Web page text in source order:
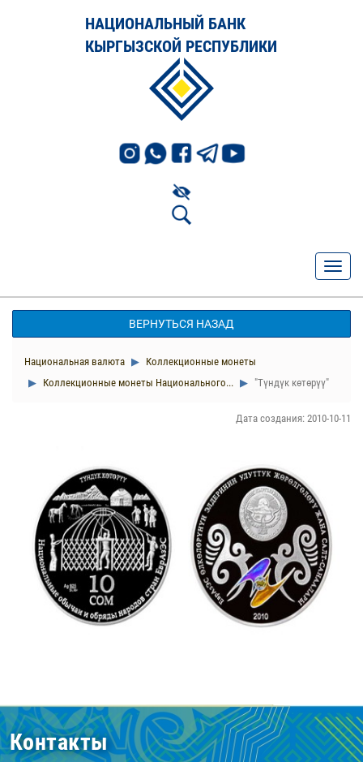
НАЦИОНАЛЬНЫЙ БАНК
КЫРГЫЗСКОЙ РЕСПУБЛИКИ
ВЕРНУТЬСЯ НАЗАД
Национальная валюта
Коллекционные монеты
Коллекционные монеты Национального...
"Түндүк көтөрүү"
Дата создания: 2010-10-11
Контакты